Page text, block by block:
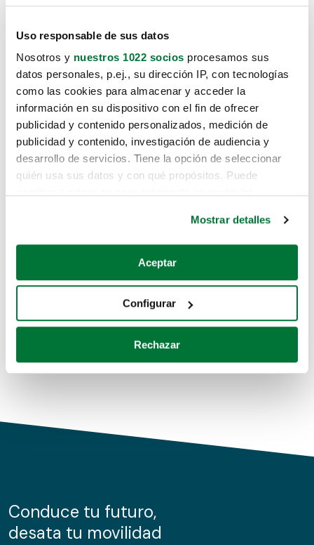
Uso responsable de sus datos
Nosotros y nuestros 1022 socios procesamos sus
datos personales, p.ej., su dirección IP, con tecnologías
como las cookies para almacenar y acceder la
información en su dispositivo con el fin de ofrecer
publicidad y contenido personalizados, medición de
publicidad y contenido, investigación de audiencia y
desarrollo de servicios. Tiene la opción de seleccionar
quién usa sus datos y con qué propósitos. Puede
Si lo permite, también quisiéramos:
Recopilar información sobre su ubicación geográfica
Identificar su dispositivo analizándolo activamente
para buscar características específicas (huellas
Obtenga más información sobre cómo se procesan sus
de cookies.
información sobre el uso que haga del sitio web con
nuestros partners de redes sociales, publicidad y análisis
Mostrar detalles
Aceptar
Configurar
Rechazar
Lo sentimos, no sabemos como
te hemos traido hasta aquí.
Pero puedes encontrar el coche que estás
buscando en alguno de estos enlaces:
Coches de segunda mano
Coches de km0
Conduce tu futuro,
desata tu movilidad